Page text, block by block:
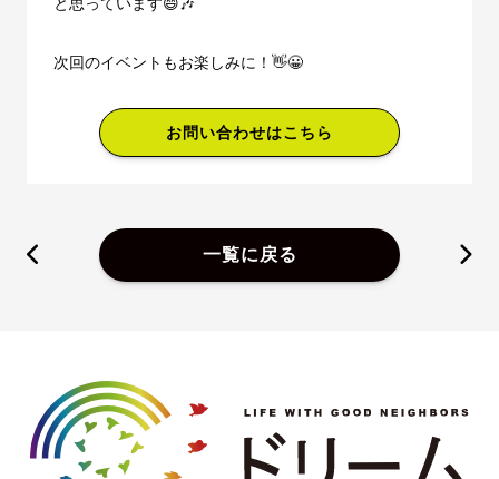
と思っています😄🎶
次回のイベントもお楽しみに！👋😀
お問い合わせはこちら
一覧に戻る